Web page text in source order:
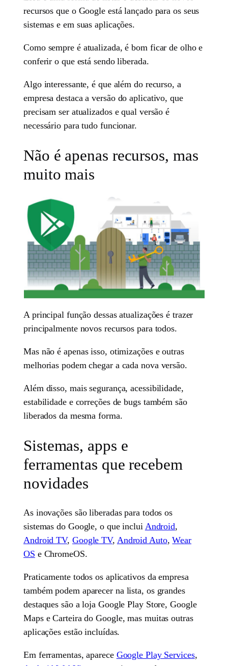
recursos que o Google está lançado para os seus
sistemas e em suas aplicações.
Como sempre é atualizada, é bom ficar de olho e
conferir o que está sendo liberada.
Algo interessante, é que além do recurso, a
empresa destaca a versão do aplicativo, que
precisam ser atualizados e qual versão é
necessário para tudo funcionar.
Não é apenas recursos, mas
muito mais
A principal função dessas atualizações é trazer
principalmente novos recursos para todos.
Mas não é apenas isso, otimizações e outras
melhorias podem chegar a cada nova versão.
Além disso, mais segurança, acessibilidade,
estabilidade e correções de bugs também são
liberados da mesma forma.
Sistemas, apps e
ferramentas que recebem
novidades
As inovações são liberadas para todos os
sistemas do Google, o que inclui Android,
Android TV, Google TV, Android Auto,Wear
OS e ChromeOS.
Praticamente todos os aplicativos da empresa
também podem aparecer na lista, os grandes
destaques são a loja Google Play Store, Google
Maps e Carteira do Google, mas muitas outras
aplicações estão incluídas.
Em ferramentas, aparece Google Play Services,